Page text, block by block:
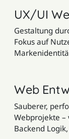
UX/UI
Gestaltung
Fokus auf
Web
Sauberer,
Webprojekte –
Backend